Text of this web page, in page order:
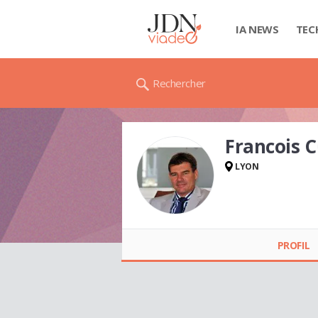
IA NEWS
Rechercher
COULANGES
Francois
LYON
PROFIL